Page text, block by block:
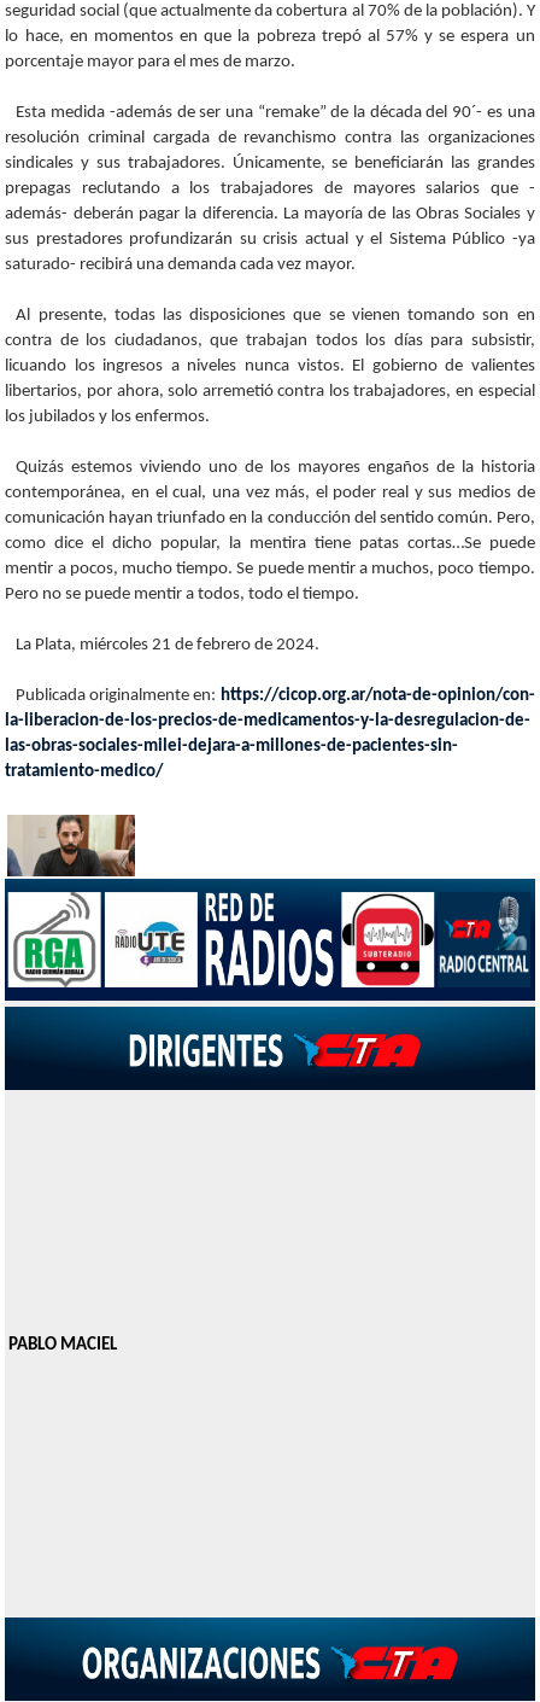
seguridad social (que actualmente da cobertura al 70% de la población). Y
lo hace, en momentos en que la pobreza trepó al 57% y se espera un
porcentaje mayor para el mes de marzo.
Esta medida -además de ser una “remake” de la década del 90´- es una
resolución criminal cargada de revanchismo contra las organizaciones
sindicales y sus trabajadores. Únicamente, se beneficiarán las grandes
prepagas reclutando a los trabajadores de mayores salarios que -
además- deberán pagar la diferencia. La mayoría de las Obras Sociales y
sus prestadores profundizarán su crisis actual y el Sistema Público -ya
saturado- recibirá una demanda cada vez mayor.
Al presente, todas las disposiciones que se vienen tomando son en
contra de los ciudadanos, que trabajan todos los días para subsistir,
licuando los ingresos a niveles nunca vistos. El gobierno de valientes
libertarios, por ahora, solo arremetió contra los trabajadores, en especial
los jubilados y los enfermos.
Quizás estemos viviendo uno de los mayores engaños de la historia
contemporánea, en el cual, una vez más, el poder real y sus medios de
comunicación hayan triunfado en la conducción del sentido común. Pero,
como dice el dicho popular, la mentira tiene patas cortas…Se puede
mentir a pocos, mucho tiempo. Se puede mentir a muchos, poco tiempo.
Pero no se puede mentir a todos, todo el tiempo.
La Plata, miércoles 21 de febrero de 2024.
Publicada originalmente en: https://cicop.org.ar/nota-de-opinion/con-
la-liberacion-de-los-precios-de-medicamentos-y-la-desregulacion-de-
las-obras-sociales-milei-dejara-a-millones-de-pacientes-sin-
tratamiento-medico/
PABLO MACIEL